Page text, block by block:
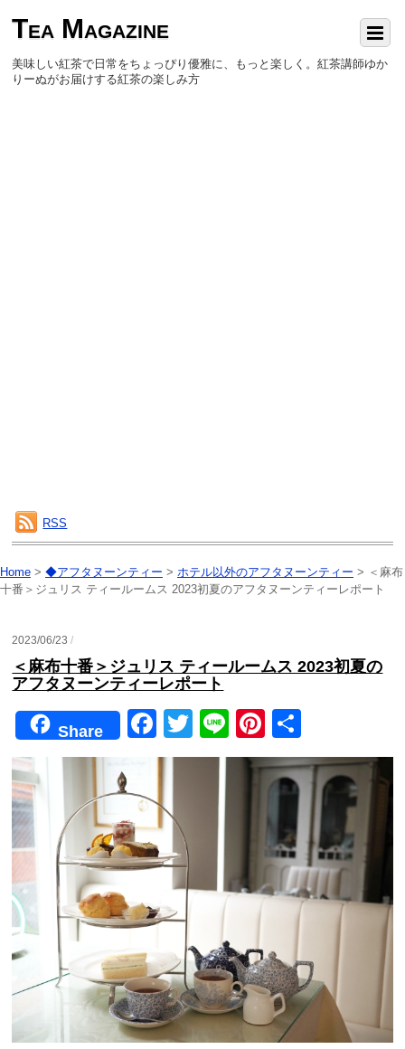
Tea Magazine
美味しい紅茶で日常をちょっぴり優雅に、もっと楽しく。紅茶講師ゆか
りーぬがお届けする紅茶の楽しみ方
RSS
Home > ◆アフタヌーンティー > ホテル以外のアフタヌーンティー > ＜麻布
十番＞ジュリス ティールームス 2023初夏のアフタヌーンティーレポート
2023/06/23/
＜麻布十番＞ジュリス ティールームス 2023初夏の
アフタヌーンティーレポート
Share
F
a
c
e
b
o
o
k
T
wi
er
Li
n
Pi
nt
er
e
st
有